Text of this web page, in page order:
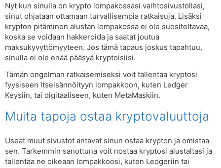
Nyt kun sinulla on krypto lompakossasi vaihtosivustollasi,
sinut ohjataan ottamaan turvallisempia ratkaisuja. Lisäksi
krypton pitäminen alustan lompakossa ei ole suositeltavaa,
koska se voidaan hakkeroida ja saatat joutua
maksukyvyttömyyteen. Jos tämä tapaus joskus tapahtuu,
sinulla ei ole enää pääsyä kryptoisiisi.
Tämän ongelman ratkaisemiseksi voit tallentaa kryptosi
fyysiseen itseisännöityyn lompakkoon, kuten Ledger
Keysiin, tai digitaaliseen, kuten MetaMaskiin.
Muita tapoja ostaa kryptovaluuttoja
Useat muut sivustot antavat sinun ostaa krypton ja omistaa
sen. Tarkemmin sanottuna voit nostaa kryptosi alustaltasi ja
tallentaa ne oikeaan lompakkoosi, kuten Ledgeriin tai